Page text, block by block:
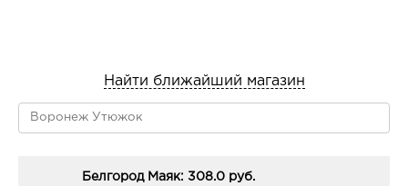
Найти ближайший магазин
Белгород Маяк: 308.0 руб.